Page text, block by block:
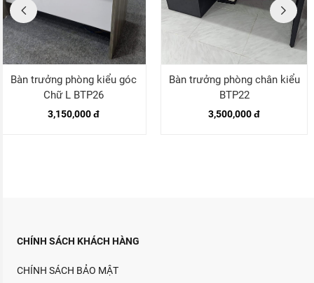
Bàn trưởng phòng kiểu góc
Chữ L BTP26
3,150,000 đ
Bàn trưởng phòng chân kiểu
BTP22
3,500,000 đ
CHÍNH SÁCH KHÁCH HÀNG
CHÍNH SÁCH BẢO MẬT